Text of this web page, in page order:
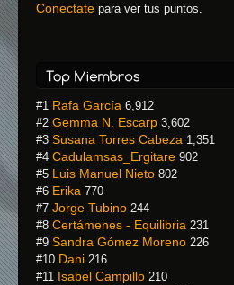
Conectate para ver tus puntos.
#1 Rafa García 6,912
#2 Gemma N. Escarp 3,602
#3 Susana Torres Cabeza 1,351
#4 Cadulamsas_Ergitare 902
#5 Luis Manuel Nieto 802
#6 Erika 770
#7 Jorge Tubino 244
#8 Certámenes - Equilibria 231
#9 Sandra Gómez Moreno 226
#10 Dani 216
#11 Isabel Campillo 210